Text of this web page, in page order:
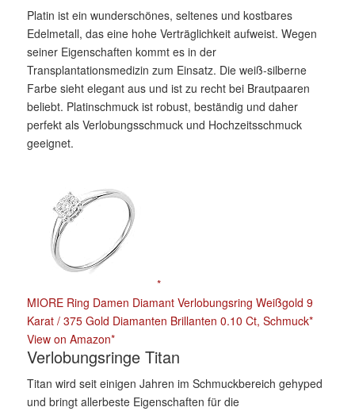
Platin ist ein wunderschönes, seltenes und kostbares
Edelmetall, das eine hohe Verträglichkeit aufweist. Wegen
seiner Eigenschaften kommt es in der
Transplantationsmedizin zum Einsatz. Die weiß-silberne
Farbe sieht elegant aus und ist zu recht bei Brautpaaren
beliebt. Platinschmuck ist robust, beständig und daher
perfekt als Verlobungsschmuck und Hochzeitsschmuck
geeignet.
MIORE Ring Damen Diamant Verlobungsring Weißgold 9
Karat / 375 Gold Diamanten Brillanten 0.10 Ct, Schmuck
View on Amazon
Verlobungsringe Titan
Titan wird seit einigen Jahren im Schmuckbereich gehyped
und bringt allerbeste Eigenschaften für die